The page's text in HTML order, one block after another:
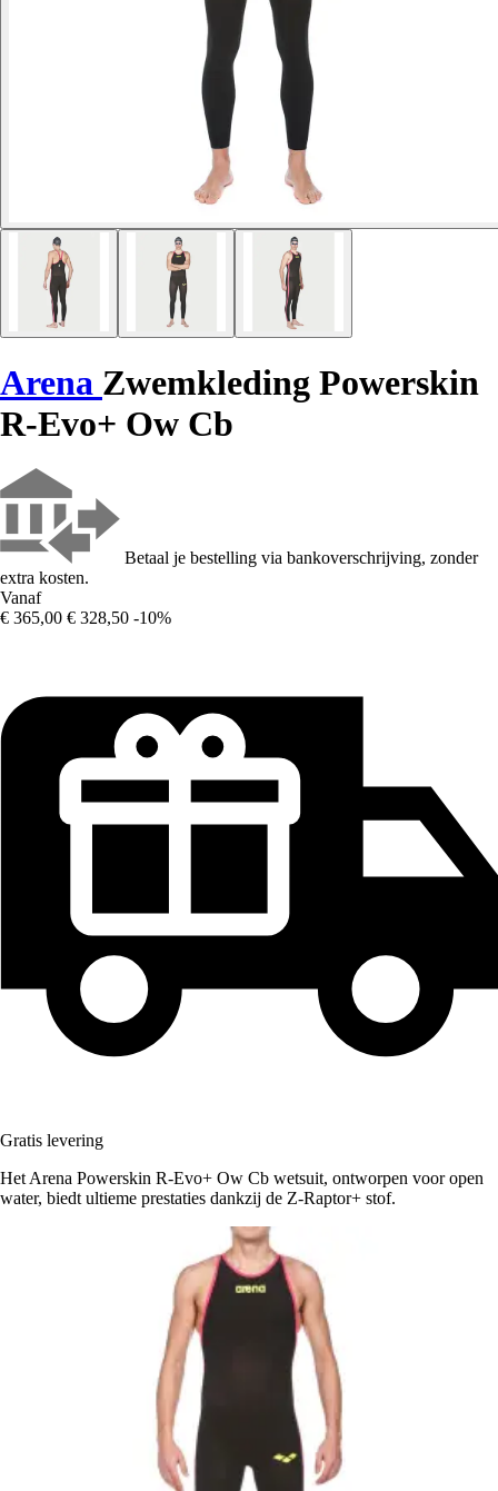
Arena Zwemkleding Powerskin
R-Evo+ Ow Cb
Betaal je bestelling via bankoverschrijving, zonder
extra kosten.
Vanaf
€ 365,00 € 328,50 -10%
Gratis levering
Het Arena Powerskin R-Evo+ Ow Cb wetsuit, ontworpen voor open
water, biedt ultieme prestaties dankzij de Z-Raptor+ stof.